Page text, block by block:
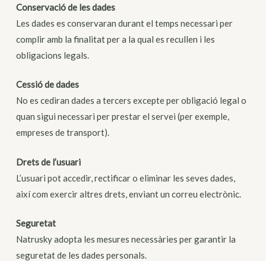
Conservació de les dades
Les dades es conservaran durant el temps necessari per
complir amb la finalitat per a la qual es recullen i les
obligacions legals.
Cessió de dades
No es cediran dades a tercers excepte per obligació legal o
quan sigui necessari per prestar el servei (per exemple,
empreses de transport).
Drets de l’usuari
L’usuari pot accedir, rectificar o eliminar les seves dades,
així com exercir altres drets, enviant un correu electrònic.
Seguretat
Natrusky adopta les mesures necessàries per garantir la
seguretat de les dades personals.